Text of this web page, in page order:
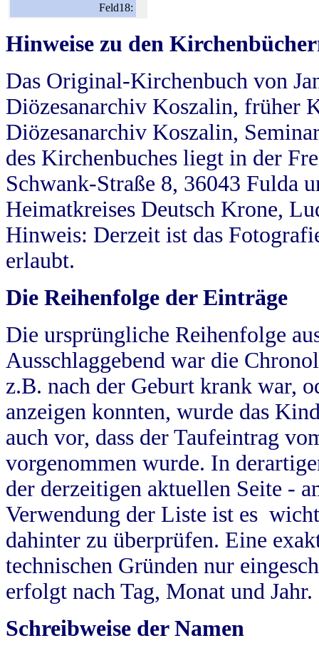
Feld18:
Hinweise zu den
Das Original-Kirchenbuch von
Diözesanarchiv Koszalin, früher
Diözesanarchiv Koszalin,
des Kirchenbuches liegt in der
Schwank-Straße 8, 36043 Fulda
Heimatkreises Deutsch Krone,
Hinweis: Derzeit ist das
erlaubt.
Die Reihenfolge der Einträge
Die ursprüngliche Reihenfolge
Ausschlaggebend war die
z.B. nach der Geburt krank war,
anzeigen konnten, wurde das
auch vor, dass der Taufeintrag
vorgenommen wurde. In
der derzeitigen aktuellen Seite -
Verwendung der Liste ist es
dahinter zu überprüfen. Eine
technischen Gründen nur
erfolgt nach Tag, Monat und Jahr.
Schreibweise der Namen